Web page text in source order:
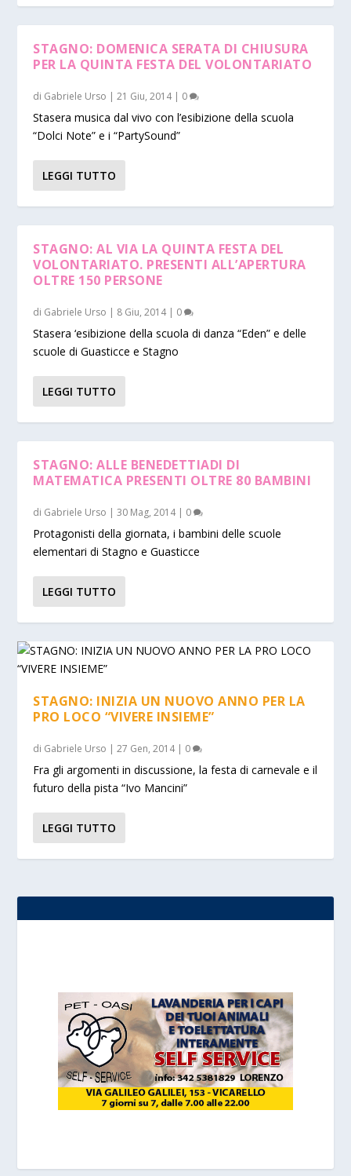
STAGNO: DOMENICA SERATA DI CHIUSURA
PER LA QUINTA FESTA DEL VOLONTARIATO
di Gabriele Urso |21 Giu, 2014| 0
Stasera musica dal vivo con l’esibizione della scuola
“Dolci Note” e i “PartySound”
LEGGI TUTTO
STAGNO: AL VIA LA QUINTA FESTA DEL
VOLONTARIATO. PRESENTI ALL’APERTURA
OLTRE 150 PERSONE
di Gabriele Urso | 8 Giu, 2014| 0
Stasera ‘esibizione della scuola di danza “Eden” e delle
scuole di Guasticce e Stagno
LEGGI TUTTO
STAGNO: ALLE BENEDETTIADI DI
MATEMATICA PRESENTI OLTRE 80 BAMBINI
di Gabriele Urso |30 Mag, 2014| 0
Protagonisti della giornata, i bambini delle scuole
elementari di Stagno e Guasticce
LEGGI TUTTO
STAGNO: INIZIA UN NUOVO ANNO PER LA
PRO LOCO “VIVERE INSIEME”
di Gabriele Urso |27 Gen, 2014| 0
Fra gli argomenti in discussione, la festa di carnevale e il
futuro della pista “Ivo Mancini”
LEGGI TUTTO